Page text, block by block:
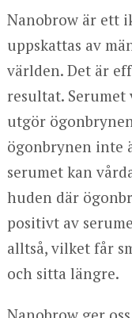
Nanobrow är ett
uppskattas av
världen. Det är
resultat. Serumet
utgör
ögonbrynen inte
serumet kan
huden där
positivt av
alltså, vilket får
och sitta längre.